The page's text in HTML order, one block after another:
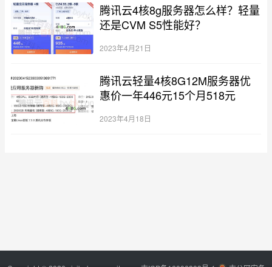
腾讯云4核8g服务器怎么样？轻量
还是CVM S5性能好？
2023年4月21日
腾讯云轻量4核8G12M服务器优
惠价一年446元15个月518元
2023年4月18日